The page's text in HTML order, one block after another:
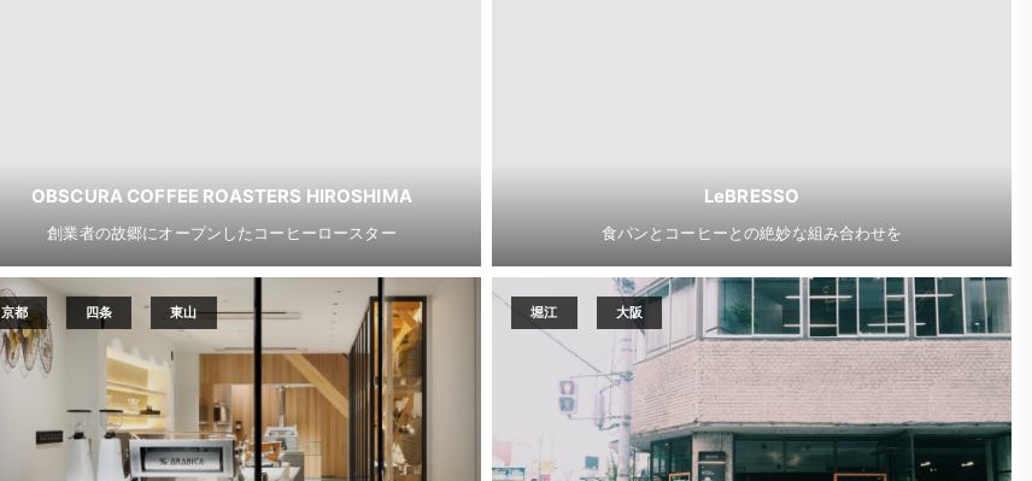
OBSCURA COFFEE ROASTERS HIROSHIMA
創業者の故郷にオープンしたコーヒーロースター
LeBRESSO
食パンとコーヒーとの絶妙な組み合わせを
京都 四条 東山 堀江 大阪